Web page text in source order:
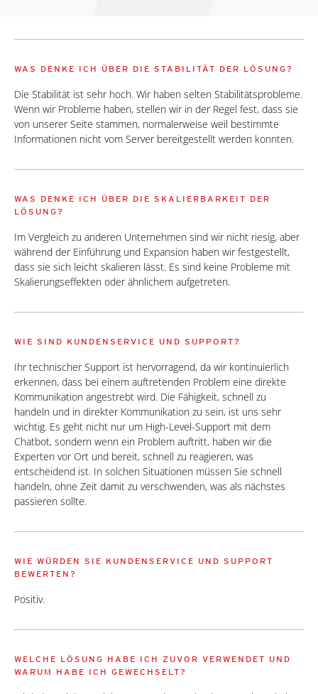
WAS DENKE ICH ÜBER DIE STABILITÄT DER LÖSUNG?
Die Stabilität ist sehr hoch. Wir haben selten Stabilitätsprobleme.
Wenn wir Probleme haben, stellen wir in der Regel fest, dass sie
von unserer Seite stammen, normalerweise weil bestimmte
Informationen nicht vom Server bereitgestellt werden konnten.
WAS DENKE ICH ÜBER DIE SKALIERBARKEIT DER
LÖSUNG?
Im Vergleich zu anderen Unternehmen sind wir nicht riesig, aber
während der Einführung und Expansion haben wir festgestellt,
dass sie sich leicht skalieren lässt. Es sind keine Probleme mit
Skalierungseffekten oder ähnlichem aufgetreten.
WIE SIND KUNDENSERVICE UND SUPPORT?
Ihr technischer Support ist hervorragend, da wir kontinuierlich
erkennen, dass bei einem auftretenden Problem eine direkte
Kommunikation angestrebt wird. Die Fähigkeit, schnell zu
handeln und in direkter Kommunikation zu sein, ist uns sehr
wichtig. Es geht nicht nur um High-Level-Support mit dem
Chatbot, sondern wenn ein Problem auftritt, haben wir die
Experten vor Ort und bereit, schnell zu reagieren, was
entscheidend ist. In solchen Situationen müssen Sie schnell
handeln, ohne Zeit damit zu verschwenden, was als nächstes
passieren sollte.
WIE WÜRDEN SIE KUNDENSERVICE UND SUPPORT
BEWERTEN?
Positiv.
WELCHE LÖSUNG HABE ICH ZUVOR VERWENDET UND
WARUM HABE ICH GEWECHSELT?